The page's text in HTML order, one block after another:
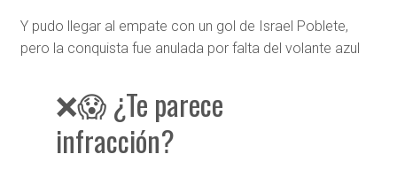
Y pudo llegar al empate con un gol de Israel Poblete,
pero la conquista fue anulada por falta del volante azul
❌😱 ¿Te parece
infracción?